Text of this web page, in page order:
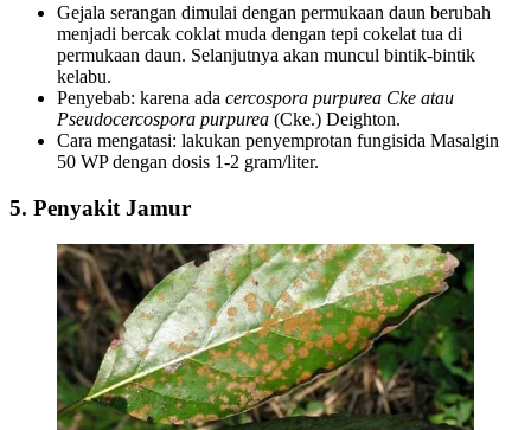
Gejala serangan dimulai dengan permukaan daun berubah
menjadi bercak coklat muda dengan tepi cokelat tua di
permukaan daun. Selanjutnya akan muncul bintik-bintik
kelabu.
Penyebab: karena ada cercospora purpurea Cke atau
Pseudocercospora purpurea (Cke.) Deighton.
Cara mengatasi: lakukan penyemprotan fungisida Masalgin
50 WP dengan dosis 1-2 gram/liter.
5. Penyakit Jamur